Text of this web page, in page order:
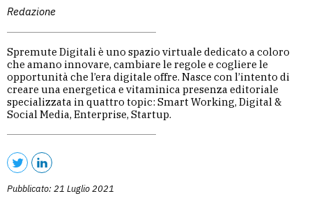
Redazione
Spremute Digitali è uno spazio virtuale dedicato a coloro
che amano innovare, cambiare le regole e cogliere le
opportunità che l’era digitale offre. Nasce con l’intento di
creare una energetica e vitaminica presenza editoriale
specializzata in quattro topic: Smart Working, Digital &
Social Media, Enterprise, Startup.
Pubblicato: 21 Luglio 2021